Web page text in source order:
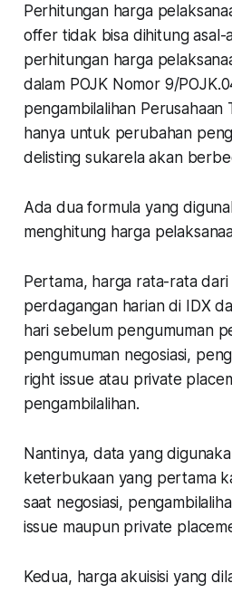
Perhitungan harga
offer tidak bisa dihitung asal-
perhitungan harga
dalam POJK Nomor 9/
pengambilalihan Perusahaan
hanya untuk perubahan
delisting sukarela akan
Ada dua formula yang
menghitung harga
Pertama, harga rata-rata
perdagangan harian di IDX
hari sebelum pengumuman
pengumuman negosiasi,
right issue atau private
pengambilalihan.
Nantinya, data yang
keterbukaan yang pertama
saat negosiasi,
issue maupun private
Kedua, harga akuisisi yang